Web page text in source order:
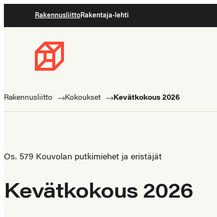
suoraan
RakennusliittoRakentaja-lehti
Rakennusliitto
ammattilaisten
Rakennusliitto Kokoukset Kevätkokous 2026
Os. 579 Kouvolan putkimiehet ja eristäjät
Kevätkokous 2026